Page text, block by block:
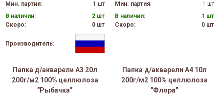
Мин. партия:
1 шт
В наличии:
2 шт
Скоро:
0 шт
Производитель:
Мин. партия:
1 шт
В наличии:
1 шт
Скоро:
0 шт
Папка д/акварели А3 20л
200г/м2 100% целлюлоза
"Рыбачка"
Папка д/акварели А4 10л
200г/м2 100% целлюлоза
"Флора"